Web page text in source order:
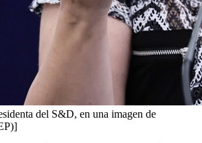
del S&D, en una imagen de